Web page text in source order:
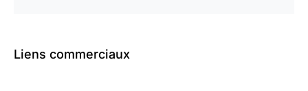
Liens commerciaux